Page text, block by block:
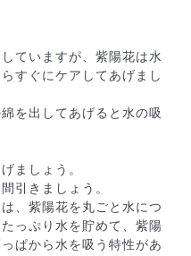
ら？
「折れている」などの
でもお気軽にサポート
補償いたします。
ていますが、紫陽花は水
すぐにケアしてあげまし
を出してあげると水の吸
ましょう。
引きましょう。
、紫陽花を丸ごと水につ
っぷり水を貯めて、紫陽
ぱから水を吸う特性があ